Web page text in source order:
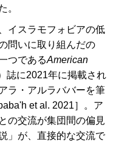
。
イスラモフォビアの低
問いに取り組んだの
つであるAmerican
誌に2021年に掲載され
ラ・アルラババーを筆
et al . 2021］。ア
の交流が集団間の偏見
」が、直接的な交流で